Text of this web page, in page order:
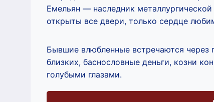
Емельян — наследник
открыты все двери, только сердце
Бывшие влюбленные встречаются через
близких, баснословные деньги, козни
голубыми глазами.